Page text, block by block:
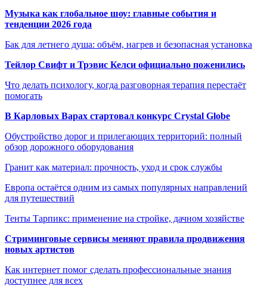
Музыка как глобальное шоу: главные события и
тенденции 2026 года
Бак для летнего душа: объём, нагрев и безопасная установка
Тейлор Свифт и Трэвис Келси официально поженились
Что делать психологу, когда разговорная терапия перестаёт
помогать
В Карловых Варах стартовал конкурс Crystal Globe
Обустройство дорог и прилегающих территорий: полный
обзор дорожного оборудования
Гранит как материал: прочность, уход и срок службы
Европа остаётся одним из самых популярных направлений
для путешествий
Тенты Тарпикс: применение на стройке, дачном хозяйстве
Стриминговые сервисы меняют правила продвижения
новых артистов
Как интернет помог сделать профессиональные знания
доступнее для всех